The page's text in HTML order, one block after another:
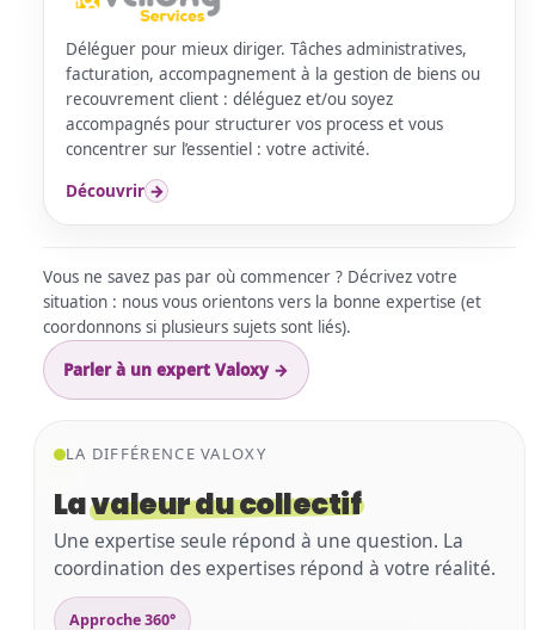
Déléguer pour mieux diriger. Tâches administratives,
facturation, accompagnement à la gestion de biens ou
recouvrement client : déléguez et/ou soyez
accompagnés pour structurer vos process et vous
concentrer sur l’essentiel : votre activité.
Découvrir→
Vous ne savez pas par où commencer ? Décrivez votre
situation : nous vous orientons vers la bonne expertise (et
coordonnons si plusieurs sujets sont liés).
Parler à un expert Valoxy →
LA DIFFÉRENCE VALOXY
Lavaleur du collectif
Une expertise seule répond à une question. La
coordination des expertises répond à votre réalité.
Approche 360°